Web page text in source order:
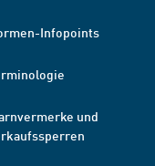
Infopoints
und